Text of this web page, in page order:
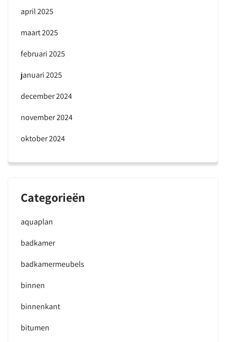
april 2025
maart 2025
februari 2025
januari 2025
december 2024
november 2024
oktober 2024
Categorieën
aquaplan
badkamer
badkamermeubels
binnen
binnenkant
bitumen